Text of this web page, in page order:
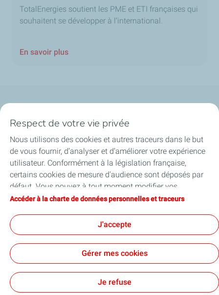
TotalEnergies soutient les PME et ETI françaises qui
souhaitent se développer à l’international.
En savoir plus
Financer les entreprises
Soutenir les projets industriels
Accompagner à l'international
Accessibilité : partiellement conforme
Respect de votre vie privée
Nous utilisons des cookies et autres traceurs dans le but
de vous fournir, d’analyser et d’améliorer votre expérience
utilisateur. Conformément à la législation française,
certains cookies de mesure d'audience sont déposés par
défaut. Vous pouvez à tout moment modifier vos
paramètres de cookies en cliquant sur le bouton « Gérer
vous acceptez le dépôt de l’ensemble des cookies. Dans le
cas où vous cliquez sur « Je refuse », seuls les cookies
techniques nécessaires au bon fonctionnement du site
seront utilisés. Pour plus d’informations, vous pouvez
traceurs ».
Accéder à la charte de données personnelles et traceurs
J'accepte
Gérer mes cookies
Je refuse